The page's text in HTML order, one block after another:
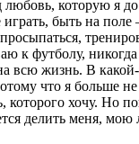
любовь, которую я
быть на поле
к футболу,
всю жизнь. В
что я больше
которого хочу. Но
делить меня, мою